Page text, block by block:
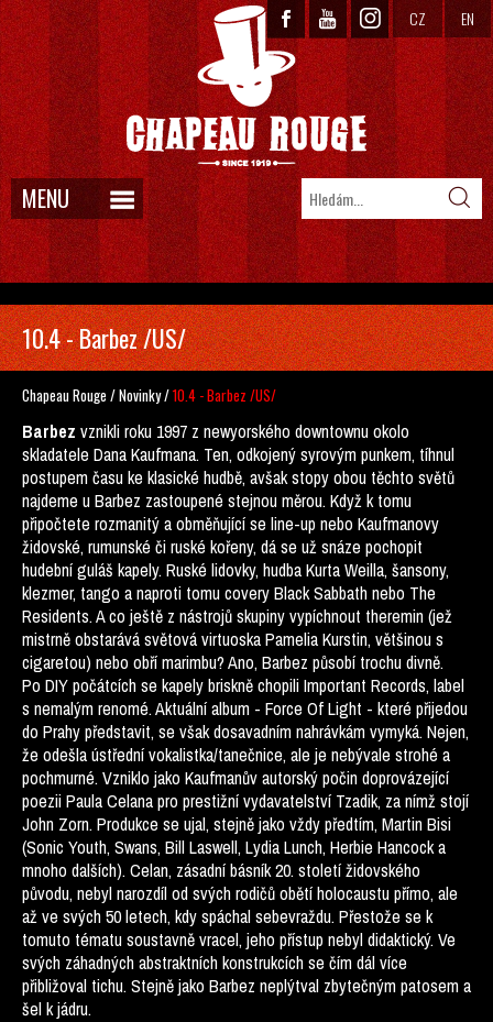
CZ EN
MENU
10.4 - Barbez /US/
Chapeau Rouge /Novinky/10.4 - Barbez /US/
Barbez vznikli roku 1997 z newyorského downtownu okolo
skladatele Dana Kaufmana. Ten, odkojený syrovým punkem, tíhnul
postupem času ke klasické hudbě, avšak stopy obou těchto světů
najdeme u Barbez zastoupené stejnou měrou. Když k tomu
připočtete rozmanitý a obměňující se line-up nebo Kaufmanovy
židovské, rumunské či ruské kořeny, dá se už snáze pochopit
hudební guláš kapely. Ruské lidovky, hudba Kurta Weilla, šansony,
klezmer, tango a naproti tomu covery Black Sabbath nebo The
Residents. A co ještě z nástrojů skupiny vypíchnout theremin (jež
mistrně obstarává světová virtuoska Pamelia Kurstin, většinou s
cigaretou) nebo obří marimbu? Ano, Barbez působí trochu divně.
Po DIY počátcích se kapely briskně chopili Important Records, label
s nemalým renomé. Aktuální album - Force Of Light - které přijedou
do Prahy představit, se však dosavadním nahrávkám vymyká. Nejen,
že odešla ústřední vokalistka/tanečnice, ale je nebývale strohé a
pochmurné. Vzniklo jako Kaufmanův autorský počin doprovázející
poezii Paula Celana pro prestižní vydavatelství Tzadik, za nímž stojí
John Zorn. Produkce se ujal, stejně jako vždy předtím, Martin Bisi
(Sonic Youth, Swans, Bill Laswell, Lydia Lunch, Herbie Hancock a
mnoho dalších). Celan, zásadní básník 20. století židovského
původu, nebyl narozdíl od svých rodičů obětí holocaustu přímo, ale
až ve svých 50 letech, kdy spáchal sebevraždu. Přestože se k
tomuto tématu soustavně vracel, jeho přístup nebyl didaktický. Ve
svých záhadných abstraktních konstrukcích se čím dál více
přibližoval tichu. Stejně jako Barbez neplýtval zbytečným patosem a
šel k jádru.